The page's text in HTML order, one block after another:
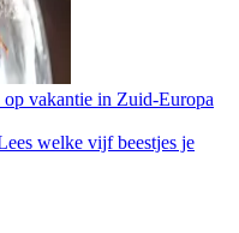
op vakantie in Zuid-Europa
welke vijf beestjes je